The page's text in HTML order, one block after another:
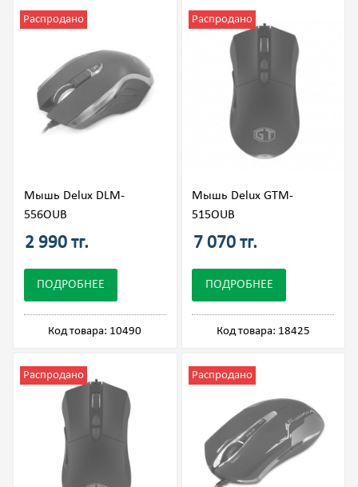
Мышь Delux DLM-
556OUB
Распродано
2 990 тг.
ПОДРОБНЕЕ
Код товара: 10490
Мышь Delux GTM-
515OUB
Распродано
7 070 тг.
ПОДРОБНЕЕ
Код товара: 18425
Распродано Распродано